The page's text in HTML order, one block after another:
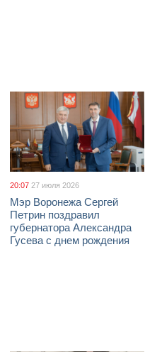
20:07 27 июля 2026
Мэр Воронежа Сергей
Петрин поздравил
губернатора Александра
Гусева с днем рождения